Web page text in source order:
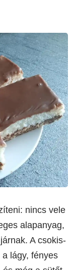
nincs vele
alapanyag,
A csokis-
lágy, fényes